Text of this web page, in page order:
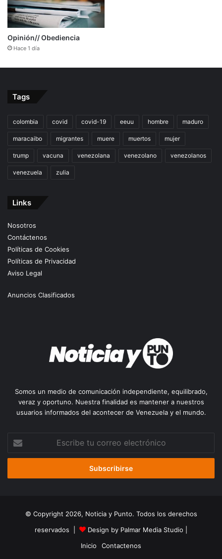
Opinión// Obediencia
Hace 1 día
Tags
colombia covid covid-19 eeuu hombre maduro
maracaibo migrantes muere muertos mujer
trump vacuna venezolana venezolano venezolanos
venezuela zulia
Links
Nosotros
Contáctenos
Políticas de Cookies
Políticas de Privacidad
Aviso Legal
Anuncios Clasificados
Somos un medio de comunicación independiente, equilibrado,
veraz y oportuno. Nuestra finalidad es mantener a nuestros
usuarios informados del acontecer de Venezuela y el mundo.
correo
© Copyright 2026, Noticia y Punto. Todos los derechos
reservados |
Design by Palmar Media Studio
Inicio
Contactenos